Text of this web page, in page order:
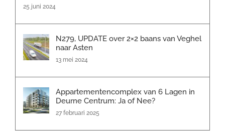
25 juni 2024
N279, UPDATE over 2×2 baans van Veghel
naar Asten
13 mei 2024
Appartementencomplex van 6 Lagen in
Deurne Centrum: Ja of Nee?
27 februari 2025